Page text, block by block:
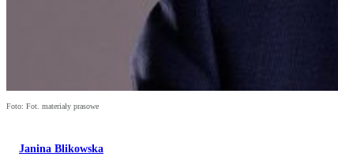
Foto: Fot. materiały prasowe
Janina Blikowska